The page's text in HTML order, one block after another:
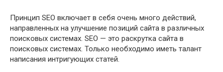
Принцип SEO включает в себя очень много действий,
направленных на улучшение позиций сайта в различных
поисковых системах. SEO — это раскрутка сайта в
поисковых системах. Только необходимо иметь талант
написания интригующих статей.